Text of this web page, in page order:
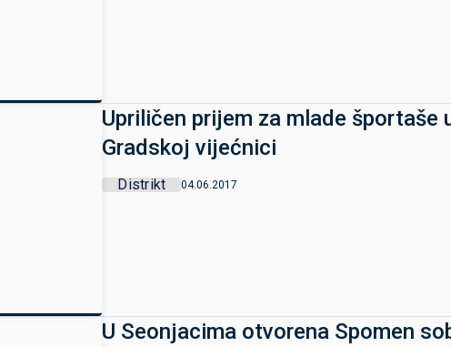
Upriličen prijem za mlade športaše
Gradskoj vijećnici
Distrikt 04.06.2017
U Seonjacima otvorena Spomen